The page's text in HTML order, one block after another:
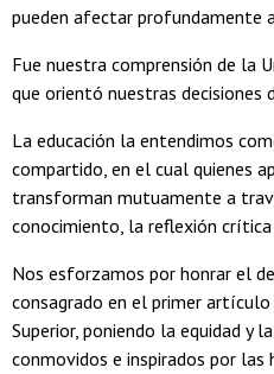
pueden afectar profundamente
Fue nuestra comprensión de la
que orientó nuestras decisiones
La educación la entendimos
compartido, en el cual quienes
transforman mutuamente a
conocimiento, la reflexión
Nos esforzamos por honrar el
consagrado en el primer artículo
Superior, poniendo la equidad y
conmovidos e inspirados por las